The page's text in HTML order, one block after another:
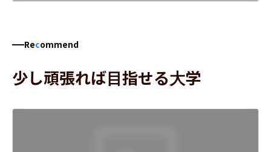
Recommend
少し頑張れば目指せる大学